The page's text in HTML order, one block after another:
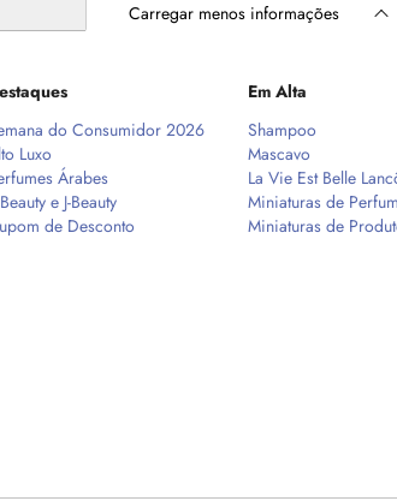
Carregar menos informações
do Consumidor 2026
Luxo
Árabes
e J-Beauty
de Desconto
Em Alta
Shampoo
Mascavo
La Vie Est Belle
Miniaturas de
Miniaturas de